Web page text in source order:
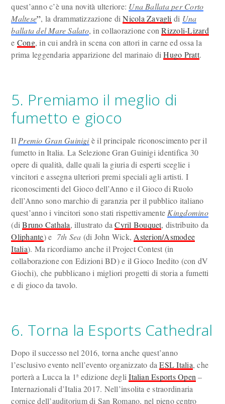
quest’anno c’è una novità ulteriore: Una Ballata per Corto
Maltese”, la drammatizzazione diNicola Zavagli di Una
ballata del Mare Salato, in collaorazione conRizzoli-Lizard
e Cong, in cui andrà in scena con attori in carne ed ossa la
prima leggendaria apparizione del marinaio diHugo Pratt.
5. Premiamo il meglio di
fumetto e gioco
Il Premio Gran Guinigiè il principale riconoscimento per il
fumetto in Italia. La Selezione Gran Guinigi identifica 30
opere di qualità, dalle quali la giuria di esperti sceglie i
vincitori e assegna ulteriori premi speciali agli artisti. I
riconoscimenti del Gioco dell’Anno e il Gioco di Ruolo
dell’Anno sono marchio di garanzia per il pubblico italiano
quest’anno i vincitori sono stati rispettivamente Kingdomino
(diBruno Cathala, illustrato daCyril Bouquet, distribuito da
Oliphante) e 7th Sea (di John Wick, Asterion/Asmodee
Italia). Ma ricordiamo anche il Project Contest (in
collaborazione con Edizioni BD) e il Gioco Inedito (con dV
Giochi), che pubblicano i migliori progetti di storia a fumetti
e di gioco da tavolo.
6. Torna la Esports Cathedral
Dopo il successo nel 2016, torna anche quest’anno
l’esclusivo evento nell’evento organizzato daESL Italia, che
porterà a Lucca la 1ª edizione degliItalian Esports Open –
Internazionali d’Italia 2017. Nell’insolita e straordinaria
cornice dell’auditorium di San Romano, nel pieno centro